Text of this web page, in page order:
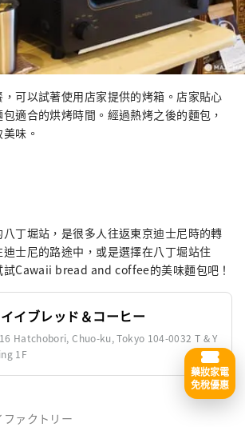
可以試著使用店家提供的烤箱。店家貼心
適合的烘烤時間。經過熱烤之後的麵包，
味。
丁堀站，是很多人往返東京迪士尼時的轉
士尼的路途中，或是選擇在八丁堀站住
試Cawaii bread and coffee的美味麵包吧！
イブレッド＆コーヒー
Hatchobori, Chuo-ku, Tokyo 104-0032 T & Y
1F
ァクトリー
藥妝家電
免稅優惠